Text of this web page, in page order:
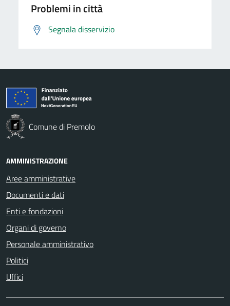
Problemi in città
Segnala disservizio
Comune di Premolo
AMMINISTRAZIONE
Aree amministrative
Documenti e dati
Enti e fondazioni
Organi di governo
Personale amministrativo
Politici
Uffici